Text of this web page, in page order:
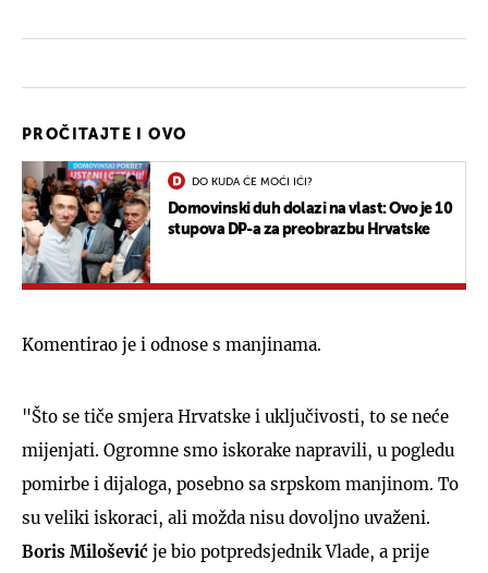
PROČITAJTE I OVO
DO KUDA ĆE MOĆI IĆI?
Domovinski duh dolazi na vlast: Ovo je 10
stupova DP-a za preobrazbu Hrvatske
Komentirao je i odnose s manjinama.
"Što se tiče smjera Hrvatske i uključivosti, to se neće
mijenjati. Ogromne smo iskorake napravili, u pogledu
pomirbe i dijaloga, posebno sa srpskom manjinom. To
su veliki iskoraci, ali možda nisu dovoljno uvaženi.
Boris Milošević je bio potpredsjednik Vlade, a prije